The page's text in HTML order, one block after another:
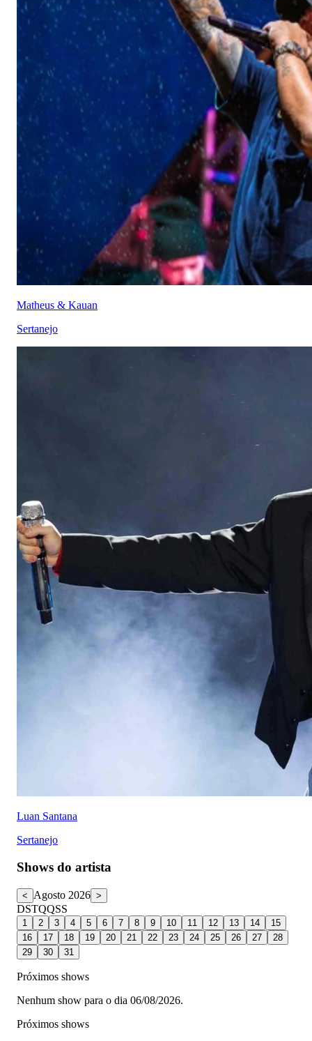
Matheus & Kauan
Sertanejo
Luan Santana
Sertanejo
Shows do artista
< Agosto 2026 >
DSTQQSS
1 2 3 4 5 6 7 8 9 10 11 12 13 14
15
16
17 18 19 20 21 22 23 24 25 26 27
28
29
30 31
Próximos shows
Nenhum show para o dia 06/08/2026.
Próximos shows